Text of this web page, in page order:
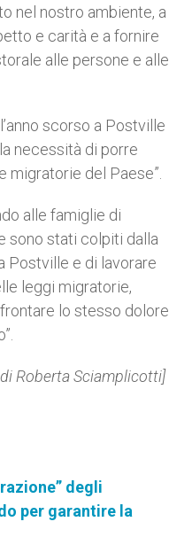
nel nostro ambiente, a
e carità e a fornire
alle persone e alle
scorso a Postville
necessità di porre
del Paese”.
alle famiglie di
sono stati colpiti dalla
Postville e di lavorare
leggi migratorie,
lo stesso dolore
Roberta Sciamplicotti]
degli
per garantire la